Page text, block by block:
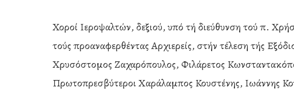
Χοροί Ιεροψαλτών, δεξιού, υπό τή διεύθυνση τού π.
τούς προαναφερθέντας Αρχιερείς, στήν τέλεση τής
Χρυσόστομος Ζαχαρόπουλος, Φιλάρετος
Πρωτοπρεσβύτεροι Χαράλαμπος Κουστένης, Ιωάννης